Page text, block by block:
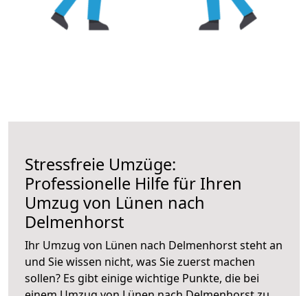
Stressfreie Umzüge:
Professionelle Hilfe für Ihren
Umzug von Lünen nach
Delmenhorst
Ihr Umzug von Lünen nach Delmenhorst steht an
und Sie wissen nicht, was Sie zuerst machen
sollen? Es gibt einige wichtige Punkte, die bei